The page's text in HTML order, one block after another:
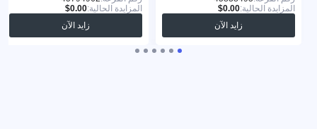
المزايدة الحالية:
زايد الآن
المزايدة الحالية:
زايد الآن